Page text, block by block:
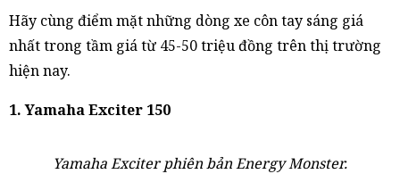
Hãy cùng điểm mặt những dòng xe côn tay sáng giá
nhất trong tầm giá từ 45-50 triệu đồng trên thị trường
hiện nay.
1. Yamaha Exciter 150
Yamaha Exciter phiên bản Energy Monster.